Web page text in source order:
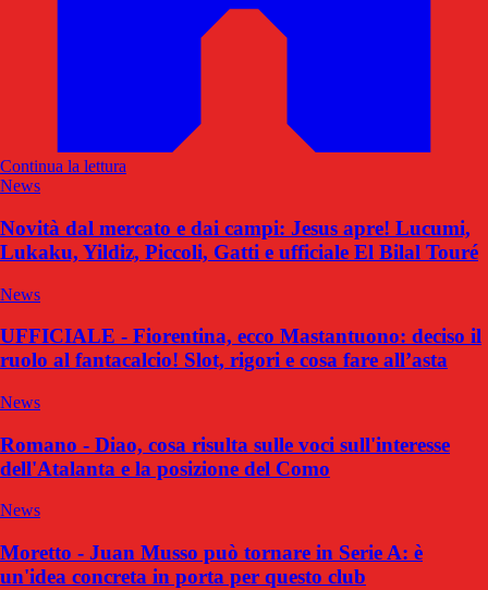
Continua la lettura
News
Novità dal mercato e dai campi: Jesus apre! Lucumi,
Lukaku, Yildiz, Piccoli, Gatti e ufficiale El Bilal Touré
News
UFFICIALE - Fiorentina, ecco Mastantuono: deciso il
ruolo al fantacalcio! Slot, rigori e cosa fare all’asta
News
Romano - Diao, cosa risulta sulle voci sull'interesse
dell'Atalanta e la posizione del Como
News
Moretto - Juan Musso può tornare in Serie A: è
un'idea concreta in porta per questo club